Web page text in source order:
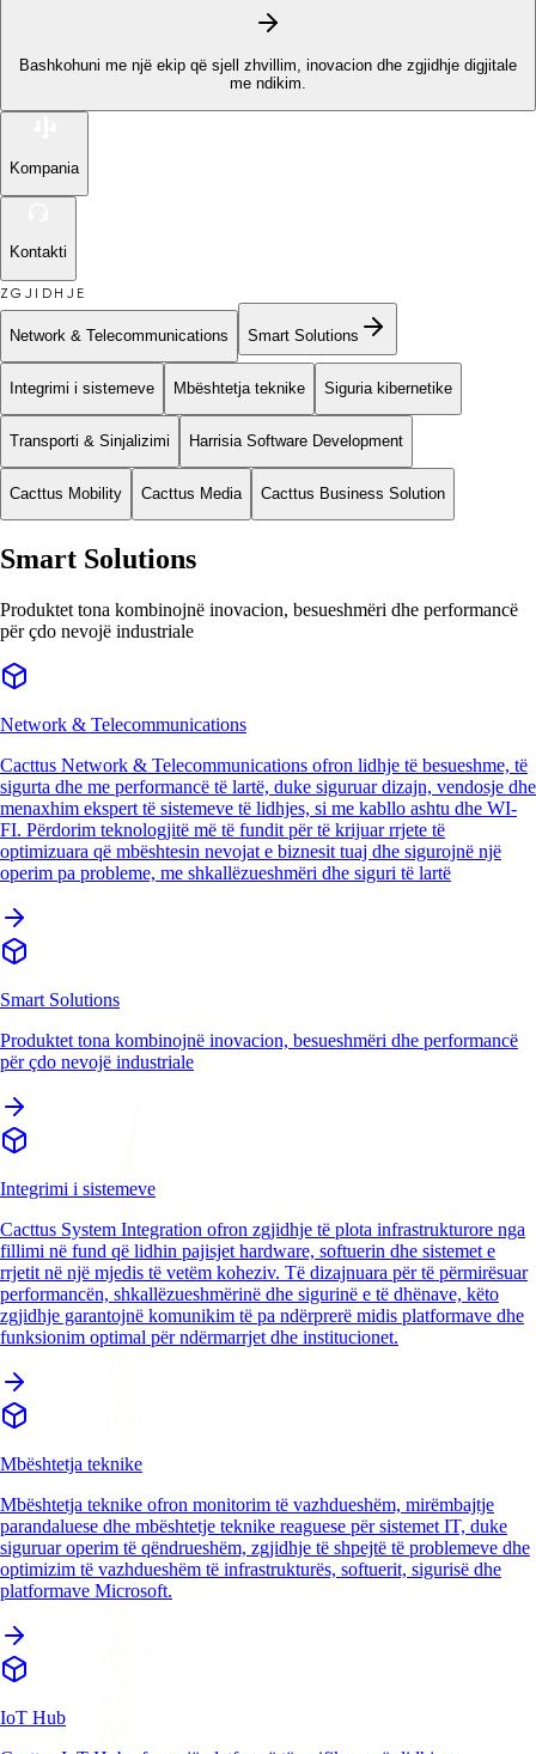
Bashkohuni me një ekip që sjell zhvillim, inovacion dhe zgjidhje digjitale
me ndikim.
Kompania
Kontakti
ZGJIDHJE
Network & Telecommunications Smart Solutions
Integrimi i sistemeve Mbështetja teknike Siguria kibernetike
Transporti & Sinjalizimi Harrisia Software Development
Cacttus Mobility Cacttus Media Cacttus Business Solution
Smart Solutions
Produktet tona kombinojnë inovacion, besueshmëri dhe performancë
për çdo nevojë industriale
Network & Telecommunications
Cacttus Network & Telecommunications ofron lidhje të besueshme, të
sigurta dhe me performancë të lartë, duke siguruar dizajn, vendosje dhe
menaxhim ekspert të sistemeve të lidhjes, si me kabllo ashtu dhe WI-
FI. Përdorim teknologjitë më të fundit për të krijuar rrjete të
optimizuara që mbështesin nevojat e biznesit tuaj dhe sigurojnë një
operim pa probleme, me shkallëzueshmëri dhe siguri të lartë
Smart Solutions
Produktet tona kombinojnë inovacion, besueshmëri dhe performancë
për çdo nevojë industriale
Integrimi i sistemeve
Cacttus System Integration ofron zgjidhje të plota infrastrukturore nga
fillimi në fund që lidhin pajisjet hardware, softuerin dhe sistemet e
rrjetit në një mjedis të vetëm koheziv. Të dizajnuara për të përmirësuar
performancën, shkallëzueshmërinë dhe sigurinë e të dhënave, këto
zgjidhje garantojnë komunikim të pa ndërprerë midis platformave dhe
funksionim optimal për ndërmarrjet dhe institucionet.
Mbështetja teknike
Mbështetja teknike ofron monitorim të vazhdueshëm, mirëmbajtje
parandaluese dhe mbështetje teknike reaguese për sistemet IT, duke
siguruar operim të qëndrueshëm, zgjidhje të shpejtë të problemeve dhe
optimizim të vazhdueshëm të infrastrukturës, softuerit, sigurisë dhe
platformave Microsoft.
IoT Hub